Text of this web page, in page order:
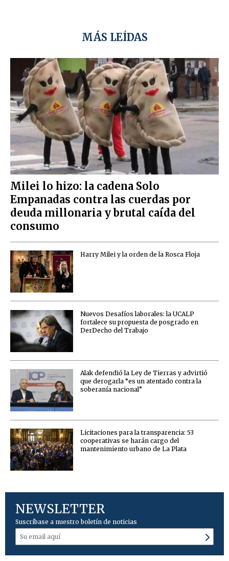
MÁS LEÍDAS
Milei lo hizo: la cadena Solo
Empanadas contra las cuerdas por
deuda millonaria y brutal caída del
consumo
Harry Milei y la orden de la Rosca Floja
Nuevos Desafíos laborales: la UCALP
fortalece su propuesta de posgrado en
DerDecho del Trabajo
Alak defendió la Ley de Tierras y advirtió
que derogarla “es un atentado contra la
soberanía nacional”
Licitaciones para la transparencia: 53
cooperativas se harán cargo del
mantenimiento urbano de La Plata
NEWSLETTER
Suscríbase a nuestro boletín de noticias